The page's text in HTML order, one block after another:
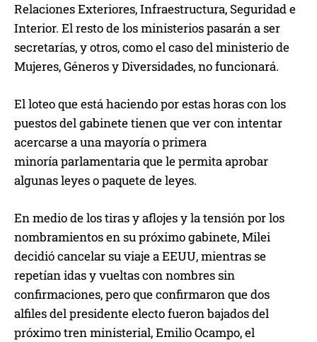
Relaciones Exteriores, Infraestructura, Seguridad e
Interior. El resto de los ministerios pasarán a ser
secretarías, y otros, como el caso del ministerio de
Mujeres, Géneros y Diversidades, no funcionará.
El loteo que está haciendo por estas horas con los
puestos del gabinete tienen que ver con intentar
acercarse a una mayoría o primera
minoría parlamentaria que le permita aprobar
algunas leyes o paquete de leyes.
En medio de los tiras y aflojes y la tensión por los
nombramientos en su próximo gabinete, Milei
decidió cancelar su viaje a EEUU, mientras se
repetían idas y vueltas con nombres sin
confirmaciones, pero que confirmaron que dos
alfiles del presidente electo fueron bajados del
próximo tren ministerial, Emilio Ocampo, el